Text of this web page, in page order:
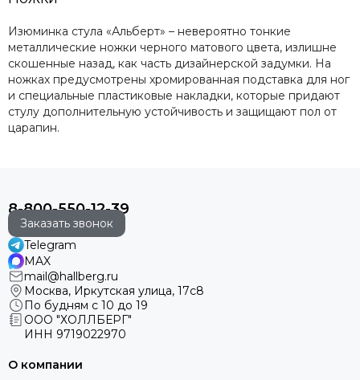
Изюминка стула «Альберт» – невероятно тонкие
металлические ножки черного матового цвета, излишне
скошенные назад, как часть дизайнерской задумки. На
ножках предусмотрены хромированная подставка для ног
и специальные пластиковые накладки, которые придают
стулу дополнительную устойчивость и защищают пол от
царапин.
8-800-550-12-39
Заказать звонок
Telegram
MAX
mail@hallberg.ru
Москва, Иркутская улица, 17с8
По будням с 10 до 19
ООО "ХОЛЛБЕРГ"
ИНН 9719022970
О компании